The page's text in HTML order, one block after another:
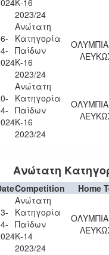
Κ-16
2023/24
Ανώτατη
Κατηγορία
Παίδων
Κ-16
2023/24
Ανώτατη
Κατηγορία
Παίδων
Κ-16
2023/24
Ανώτατη
Competition Home
Ανώτατη
Κατηγορία
Παίδων
Κ-14
2023/24